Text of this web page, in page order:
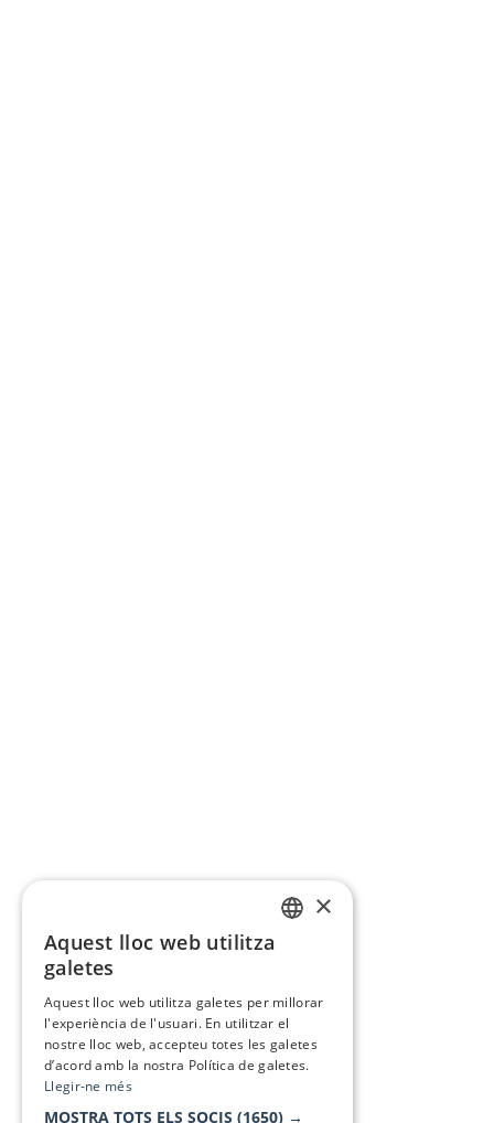
×
Aquest lloc web utilitza
galetes
Aquest lloc web utilitza galetes per millorar
l'experiència de l'usuari. En utilitzar el
nostre lloc web, accepteu totes les galetes
d’acord amb la nostra Política de galetes.
Llegir-ne més
MOSTRA TOTS ELS SOCIS (1650) →